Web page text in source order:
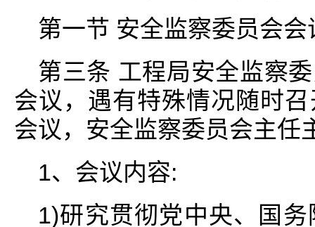
第一节 安全监察委员会会
第三条 工程局安全监察
会议，遇有特殊情况随时
会议，安全监察委员会主任
1、会议内容:
1)研究贯彻党中央、国